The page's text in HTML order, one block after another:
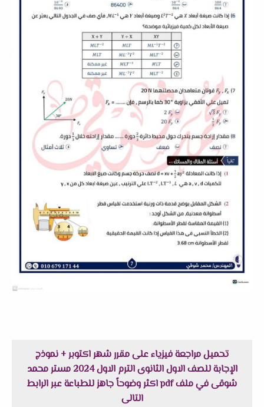
تحميل مراجعة فيزياء على مقرر شهر اكتوبر + نموذج
الإجابة للصف الاول الثانوى الترم الاول 2024 مستر محمد
شوقى في ملف pdf اكثر وضوحاً جاهز للطباعة عبر الرابط
التالى